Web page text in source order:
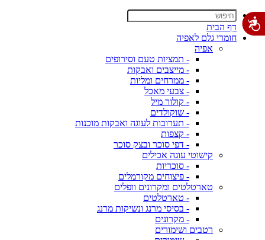
דף הבית
חומרי גלם לאפיה
אפיה
- תמציות טעם וסירופים
- מייצבים ואבקות
- ממרחים ומליות
- צבעי מאכל
- קולור מיל
- שוקולדים
- תערובות לעוגה ואבקות מוכנות
- קצפות
- דפי סוכר ובצק סוכר
קישוטי עוגה אכילים
- סוכריות
- פיצוחים מקורמלים
טארטלטים ומקרונים וופלים
- טארטלטים
- בסיסי מרנג ונשיקות מרנג
- מקרונים
רטבים ושימורים